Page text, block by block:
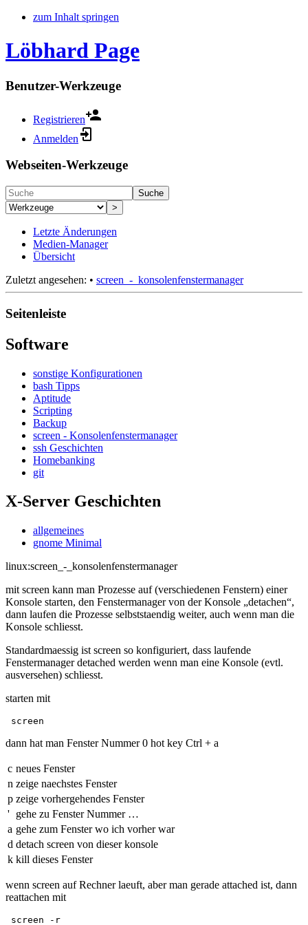
zum Inhalt springen
Löbhard Page
Benutzer-Werkzeuge
Registrieren
Anmelden
Webseiten-Werkzeuge
Suche
>
Letzte Änderungen
Medien-Manager
Übersicht
Zuletzt angesehen: • screen_-_konsolenfenstermanager
Seitenleiste
Software
sonstige Konfigurationen
bash Tipps
Aptitude
Scripting
Backup
screen - Konsolenfenstermanager
ssh Geschichten
Homebanking
git
X-Server Geschichten
allgemeines
gnome Minimal
linux:screen_-_konsolenfenstermanager
mit screen kann man Prozesse auf (verschiedenen Fenstern) einer
Konsole starten, den Fenstermanager von der Konsole „detachen“,
dann laufen die Prozesse selbststaendig weiter, auch wenn man die
Konsole schliesst.
Standardmaessig ist screen so konfiguriert, dass laufende
Fenstermanager detached werden wenn man eine Konsole (evtl.
ausversehen) schliesst.
starten mit
screen
dann hat man Fenster Nummer 0 hot key Ctrl + a
c neues Fenster
n zeige naechstes Fenster
p zeige vorhergehendes Fenster
' gehe zu Fenster Nummer …
a gehe zum Fenster wo ich vorher war
d detach screen von dieser konsole
k kill dieses Fenster
wenn screen auf Rechner laeuft, aber man gerade attached ist, dann
reattachen mit
screen -r